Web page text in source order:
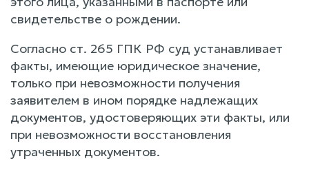
свидетельстве о рождении.
Согласно ст. 265 ГПК РФ суд устанавливает
факты, имеющие юридическое значение,
только при невозможности получения
заявителем в ином порядке надлежащих
документов, удостоверяющих эти факты, или
при невозможности восстановления
утраченных документов.